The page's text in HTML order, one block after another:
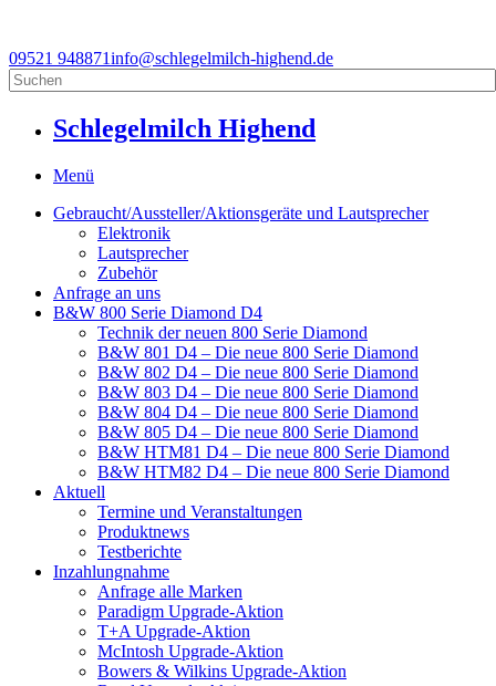
09521 948871info@schlegelmilch-highend.de
Schlegelmilch Highend
Menü
Gebraucht/Aussteller/Aktionsgeräte und Lautsprecher
Elektronik
Lautsprecher
Zubehör
Anfrage an uns
B&W 800 Serie Diamond D4
Technik der neuen 800 Serie Diamond
B&W 801 D4 – Die neue 800 Serie Diamond
B&W 802 D4 – Die neue 800 Serie Diamond
B&W 803 D4 – Die neue 800 Serie Diamond
B&W 804 D4 – Die neue 800 Serie Diamond
B&W 805 D4 – Die neue 800 Serie Diamond
B&W HTM81 D4 – Die neue 800 Serie Diamond
B&W HTM82 D4 – Die neue 800 Serie Diamond
Aktuell
Termine und Veranstaltungen
Produktnews
Testberichte
Inzahlungnahme
Anfrage alle Marken
Paradigm Upgrade-Aktion
T+A Upgrade-Aktion
McIntosh Upgrade-Aktion
Bowers & Wilkins Upgrade-Aktion